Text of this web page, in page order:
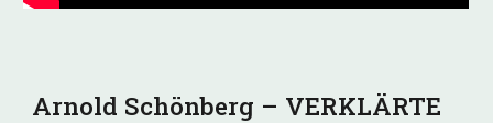
Arnold Schönberg – VERKLÄRTE